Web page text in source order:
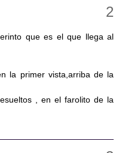
que es el que llega al
la primer vista,arriba de la
, en el farolito de la